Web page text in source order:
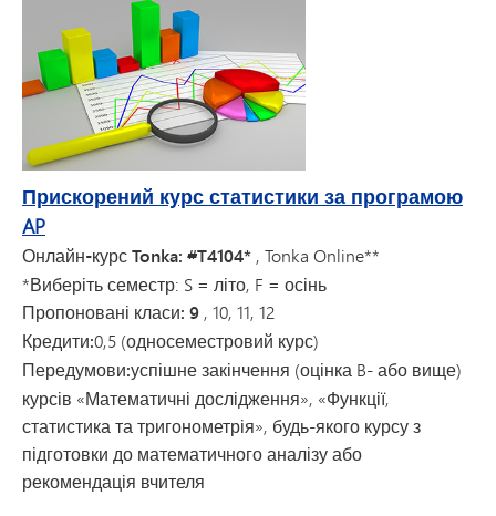
Прискорений курс статистики за програмою
AP
Онлайн-курс Tonka: #T4104* , Tonka Online**
*Виберіть семестр: S = літо, F = осінь
Пропоновані класи: 9 , 10, 11, 12
Кредити:0,5 (односеместровий курс)
Передумови:успішне закінчення (оцінка B- або вище)
курсів «Математичні дослідження», «Функції,
статистика та тригонометрія», будь-якого курсу з
підготовки до математичного аналізу або
рекомендація вчителя